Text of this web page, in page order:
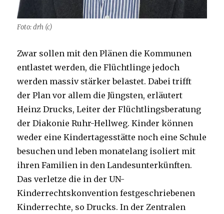
Foto: drh (c)
Zwar sollen mit den Plänen die Kommunen
entlastet werden, die Flüchtlinge jedoch
werden massiv stärker belastet. Dabei trifft
der Plan vor allem die Jüngsten, erläutert
Heinz Drucks, Leiter der Flüchtlingsberatung
der Diakonie Ruhr-Hellweg. Kinder können
weder eine Kindertagesstätte noch eine Schule
besuchen und leben monatelang isoliert mit
ihren Familien in den Landesunterkünften.
Das verletze die in der UN-
Kinderrechtskonvention festgeschriebenen
Kinderrechte, so Drucks. In der Zentralen